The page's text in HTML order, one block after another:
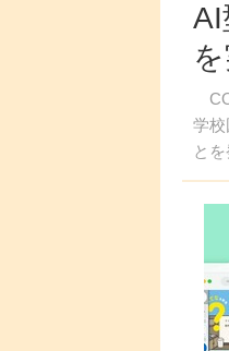
AI
学校
と